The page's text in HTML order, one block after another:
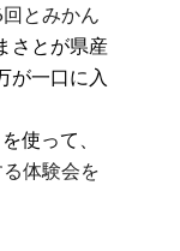
とみかん
さとが県産
が一口に入
使って、
体験会を